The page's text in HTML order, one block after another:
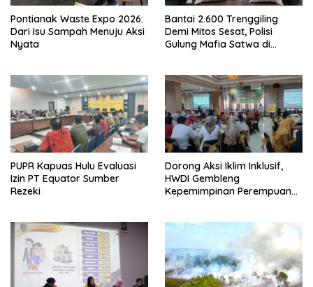
Pontianak Waste Expo 2026:
Dari Isu Sampah Menuju Aksi
Nyata
Bantai 2.600 Trenggiling
Demi Mitos Sesat, Polisi
Gulung Mafia Satwa di
PUPR Kapuas Hulu Evaluasi
Izin PT Equator Sumber
Rezeki
Dorong Aksi Iklim Inklusif,
HWDI Gembleng
Kepemimpinan Perempuan